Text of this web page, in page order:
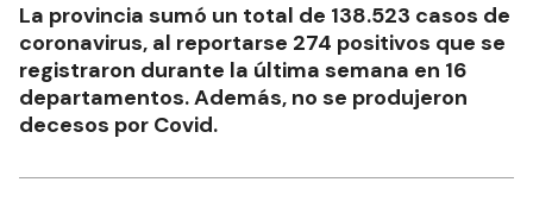
La provincia sumó un total de 138.523 casos de
coronavirus, al reportarse 274 positivos que se
registraron durante la última semana en 16
departamentos. Además, no se produjeron
decesos por Covid.